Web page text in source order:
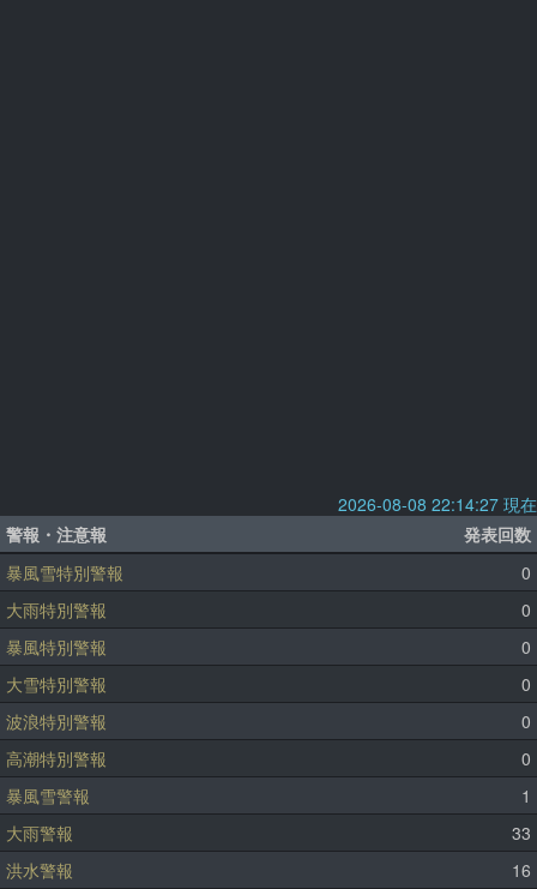
2026-08-08 22:14:27 現在
警報・注意報
発表回数
暴風雪特別警報
0
大雨特別警報
0
暴風特別警報
0
大雪特別警報
0
波浪特別警報
0
高潮特別警報
0
暴風雪警報
1
大雨警報
33
洪水警報
16